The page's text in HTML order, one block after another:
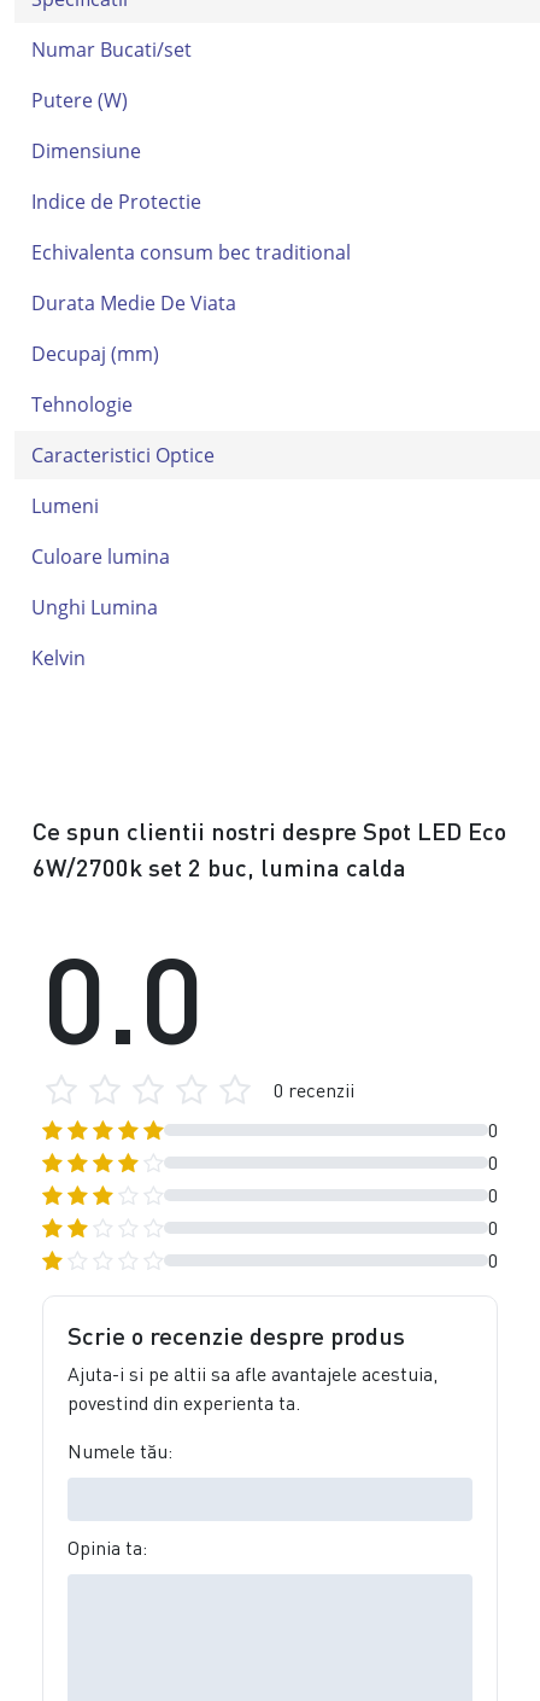
Numar Bucati/set
Putere (W)
Dimensiune
Indice de Protectie
Echivalenta consum bec traditional
Durata Medie De Viata
Decupaj (mm)
Tehnologie
Caracteristici Optice
Lumeni
Culoare lumina
Unghi Lumina
Kelvin
Ce spun clientii nostri despre Spot LED Eco
6W/2700k set 2 buc, lumina calda
0
0
0
0
0
0.0
0 recenzii
Scrie o recenzie despre produs
Ajuta-i si pe altii sa afle avantajele acestuia,
povestind din experienta ta.
Numele tău:
Opinia ta: